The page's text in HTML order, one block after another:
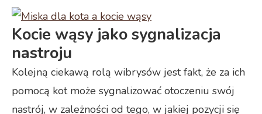
Kocie wąsy jako sygnalizacja
nastroju
Kolejną ciekawą rolą wibrysów jest fakt, że za ich
pomocą kot może sygnalizować otoczeniu swój
nastrój, w zależności od tego, w jakiej pozycji się